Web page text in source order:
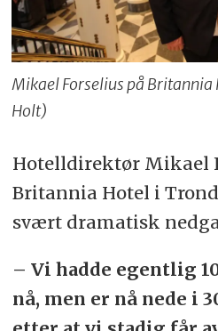
Mikael Forselius på Britannia
Holt)
Hotelldirektør Mikael
Britannia Hotel i
svært dramatisk
– Vi hadde egentlig
nå, men er nå nede i